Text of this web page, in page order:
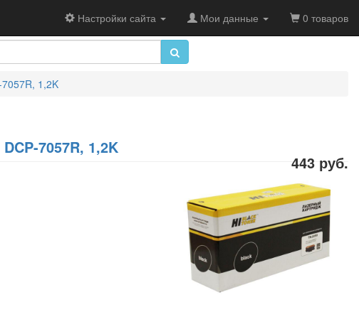
Настройки сайта Мои данные 0 товаров
1,2K
7057R, 1,2K
443 руб.